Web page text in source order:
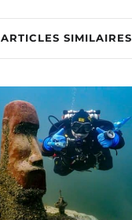
ARTICLES SIMILAIRES